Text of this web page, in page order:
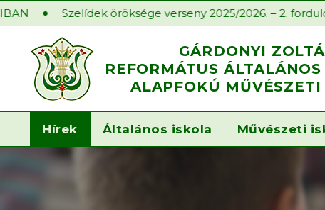
öröksége verseny 2025/2026. – 2. forduló
GÁRDONYI
REFORMÁTUS
ALAPFOKÚ MŰVÉSZETI
Hírek Általános iskola Művészeti